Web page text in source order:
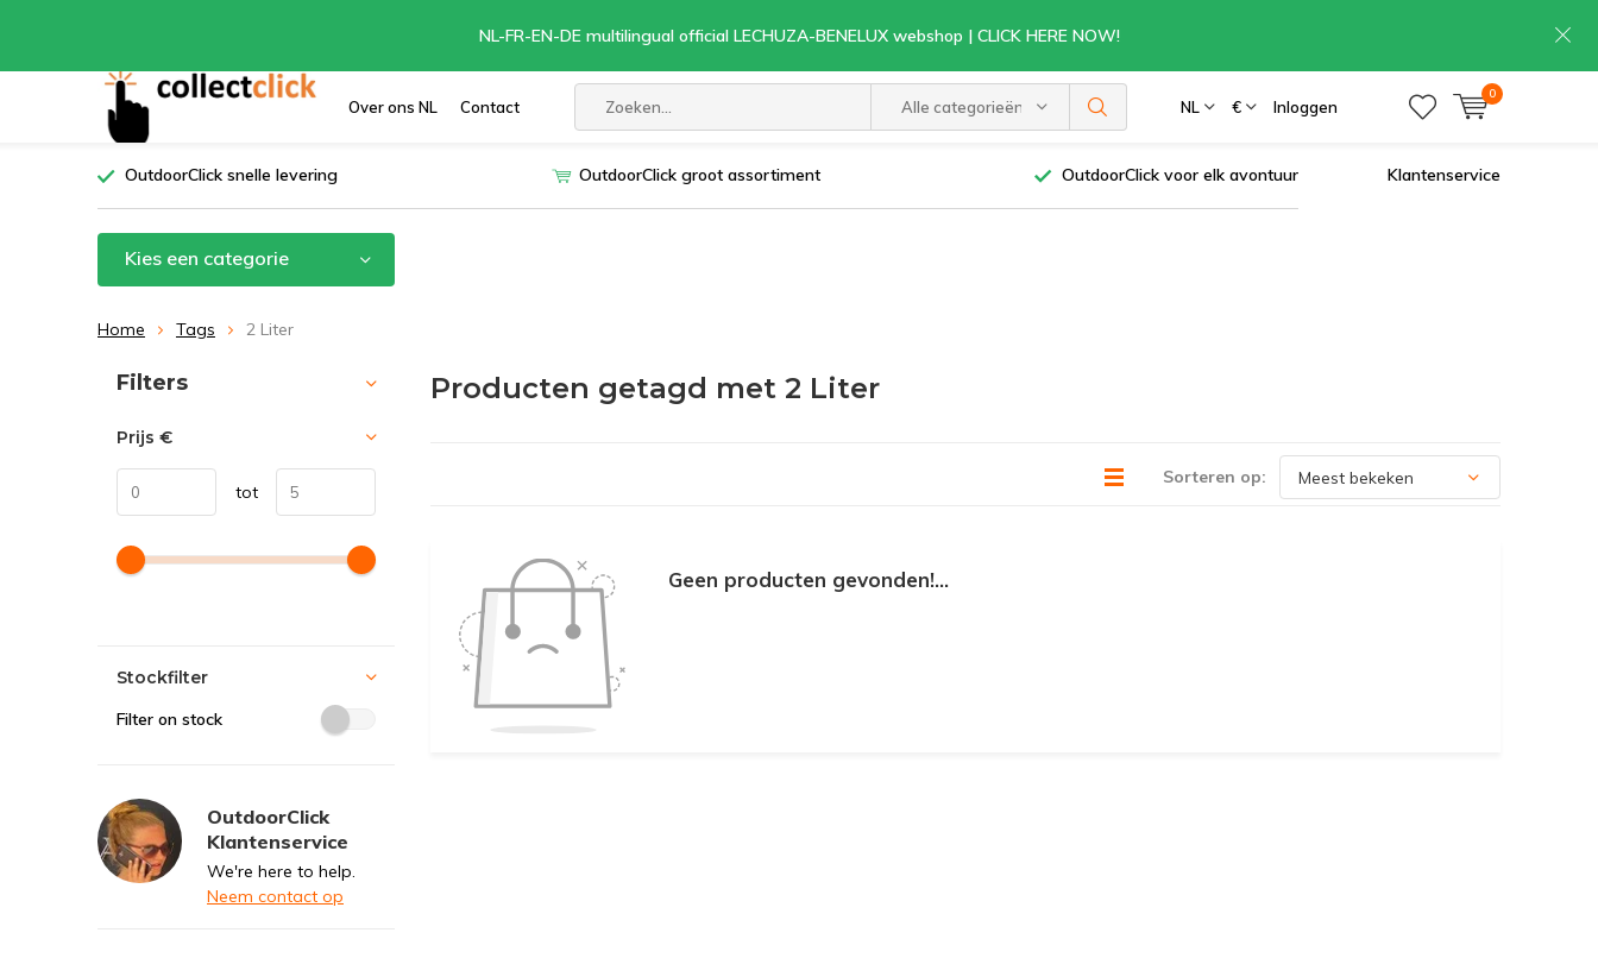
Over ons NL Contact Alle categorieën NL € Inloggen
0
NL-FR-EN-DE multilingual official LECHUZA-BENELUX webshop | CLICK HERE NOW!
OutdoorClick snelle levering OutdoorClick groot assortiment OutdoorClick voor elk avontuur Klantenservice
Kies een categorie
Home Tags 2 Liter
Producten getagd met 2 Liter
Sorteren op:
Geen producten gevonden!...
Sorteren op:
Filters
Prijs €
tot
Stockfilter
Filter on stock
OutdoorClick
Klantenservice
We're here to help.
Neem contact op